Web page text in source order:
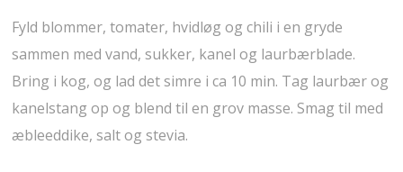
Fyld blommer, tomater, hvidløg og chili i en gryde
sammen med vand, sukker, kanel og laurbærblade.
Bring i kog, og lad det simre i ca 10 min. Tag laurbær og
kanelstang op og blend til en grov masse. Smag til med
æbleeddike, salt og stevia.